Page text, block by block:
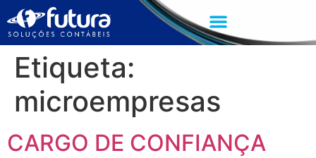
Etiqueta:
microempresas
CARGO DE CONFIANÇA